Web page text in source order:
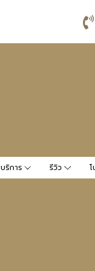
บริการ รีวิว